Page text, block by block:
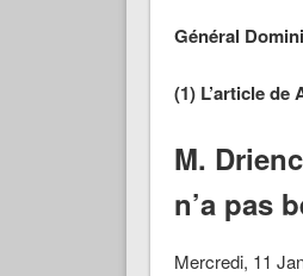
Général
(1) L’article de
M.
n’a pas
Mercredi, 11